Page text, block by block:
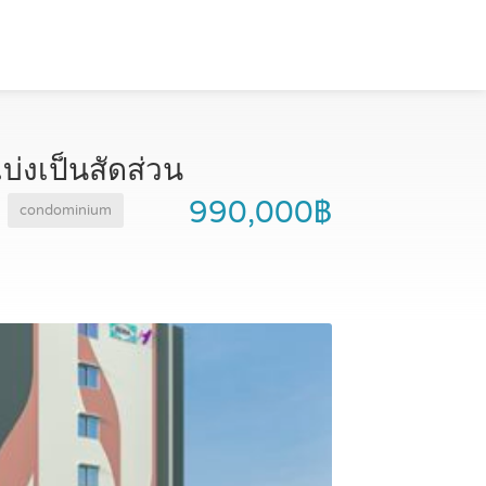
งเป็นสัดส่วน
condominium 990,000฿